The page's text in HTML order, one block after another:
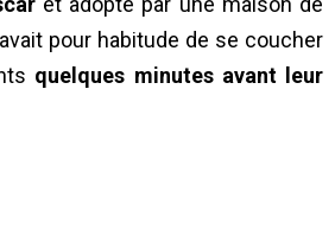
pour habitude de se coucher
quelques minutes avant leur